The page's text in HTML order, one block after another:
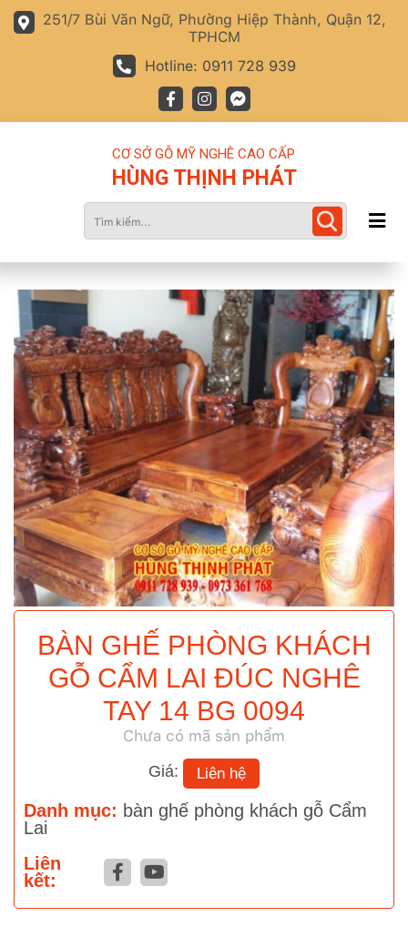
251/7 Bùi Văn Ngữ, Phường Hiệp Thành, Quận 12,
TPHCM
Hotline: 0911 728 939
CƠ SỞ GỖ MỸ NGHÊ CAO CẤP
HÙNG THỊNH PHÁT
BÀN GHẾ PHÒNG KHÁCH
GỖ CẨM LAI ĐÚC NGHÊ
TAY 14 BG 0094
Chưa có mã sản phẩm
Giá:
Liên hệ
Danh mục: bàn ghế phòng khách gỗ Cẩm
Lai
Liên
kết: